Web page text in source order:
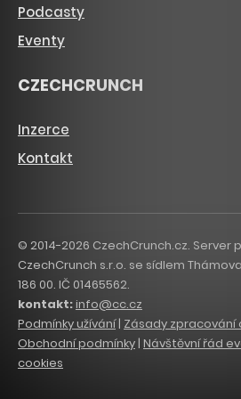
Podcasty
Eventy
CZECHCRUNCH
Inzerce
Kontakt
© 2014-2026 CzechCrunch.cz.
CzechCrunch s.r.o. se sídlem
186 00. IČ 01465562.
kontakt:info@cc.cz
Podmínky užívání| Zásady zpracování
Obchodní podmínky | Návštěvní řád
cookies